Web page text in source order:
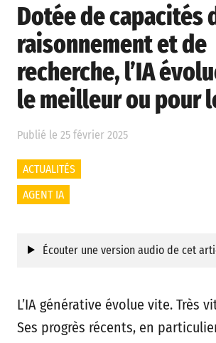
Dotée de capacités
raisonnement et de
recherche, l’IA
le meilleur ou pour
Publié le 25 février 2025
ACTUALITÉS
AGENT IA
Écouter une version audio de cet
L’IA générative évolue vite. Très
Ses progrès récents, en